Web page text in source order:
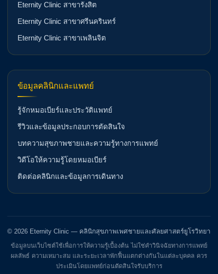
Eternity Clinic สาขารังสิต
Eternity Clinic สาขาศรีนครินทร์
Eternity Clinic สาขาเพลินจิต
ข้อมูลคลินิกและแพทย์
รู้จักหมอเบียร์และประวัติแพทย์
รีวิวและข้อมูลประกอบการตัดสินใจ
บทความสุขภาพชายและความรู้ทางการแพทย์
วิดีโอให้ความรู้โดยหมอเบียร์
ติดต่อคลินิกและข้อมูลการเดินทาง
© 2026 Eternity Clinic — คลินิกสุขภาพเพศชายและศัลยศาสตร์ยูโรวิทยา
ข้อมูลบนเว็บไซต์ใช้เพื่อการให้ความรู้เบื้องต้น ไม่ใช่คำวินิจฉัยทางการแพทย์
ผลลัพธ์ ความเหมาะสม และระยะเวลาพักฟื้นแตกต่างกันในแต่ละบุคคล ควร
ประเมินโดยแพทย์ก่อนตัดสินใจรับบริการ